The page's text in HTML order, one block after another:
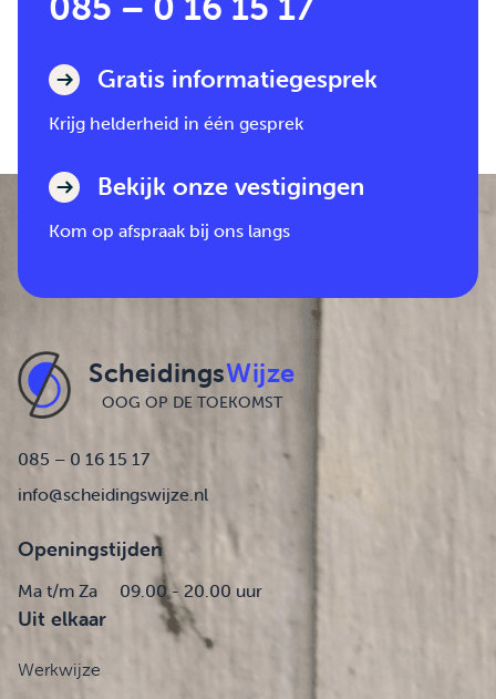
Gratis informatiegesprek
Krijg helderheid in één gesprek
Bekijk onze vestigingen
Kom op afspraak bij ons langs
ScheidingsWijze
OOG OP DE TOEKOMST
085 – 0 16 15 17
info@scheidingswijze.nl
Openingstijden
Ma t/m Za 09.00 - 20.00 uur
Uit elkaar
Werkwijze